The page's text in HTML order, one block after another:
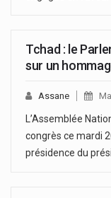
Tchad : le
sur un
Assane
L’Assemblée
congrès ce mardi
présidence du